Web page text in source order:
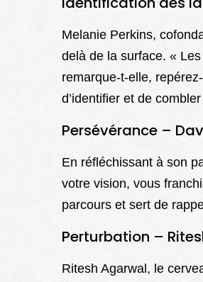
Melanie Perkins,
delà de la surface. «
remarque-t-elle,
d’identifier et de
Persévérance –
En réfléchissant à son
votre vision, vous
parcours et sert de
Perturbation –
Ritesh Agarwal, le